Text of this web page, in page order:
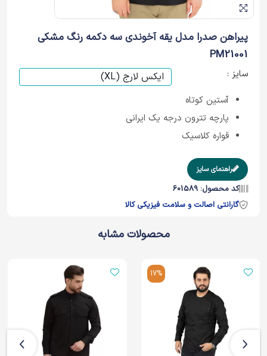
پیراهن صدرا مدل یقه آخوندی سه دکمه رنگ مشکی
PM21001
سایز :
آستین کوتاه
پارچه تترون درجه یک ایرانی
قواره کلاسیک
راهنمای سایز
کد محصول: 601589
گارانتی اصالت و سلامت فیزیکی کالا
محصولات مشابه
17%